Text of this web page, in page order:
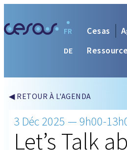
Cesas
FR
DE
◀ RETOUR À L'AGENDA
3 Déc 2025 — 9h00-
Let’s Talk